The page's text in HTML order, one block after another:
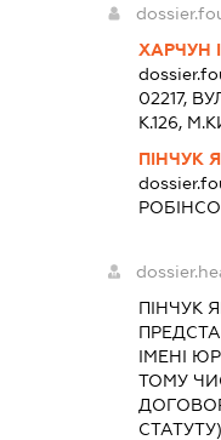
ХАРЧУН
02217,
К.126,
ПІНЧУК
ПІНЧУК
ІМЕНІ
ТОМУ
СТАТУТУ)